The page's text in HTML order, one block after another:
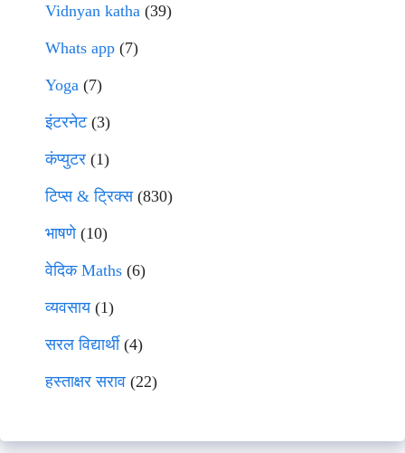
Vidnyan katha (39)
Whats app (7)
Yoga (7)
इंटरनेट(3)
कंप्युटर (1)
टिप्स & ट्रिक्स(830)
भाषणे(10)
वेदिक Maths (6)
व्यवसाय(1)
सरल विद्यार्थी(4)
हस्ताक्षर सराव (22)